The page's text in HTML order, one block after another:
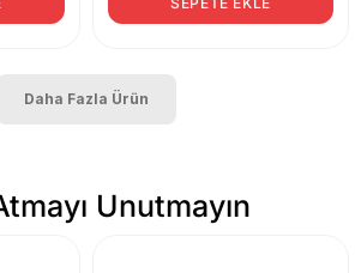
Daha Fazla Ürün
Unutmayın